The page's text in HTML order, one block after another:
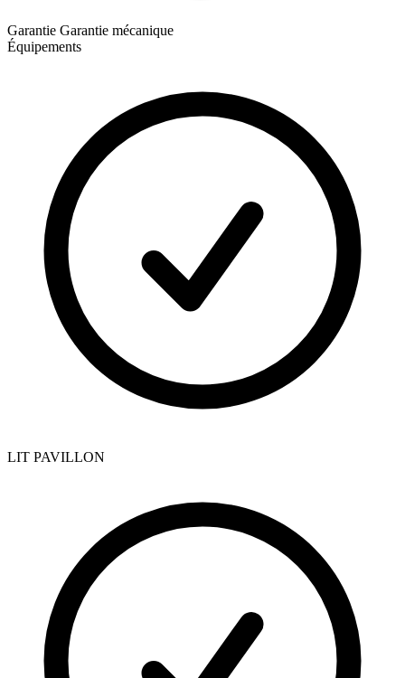
Garantie Garantie mécanique
Équipements
LIT PAVILLON